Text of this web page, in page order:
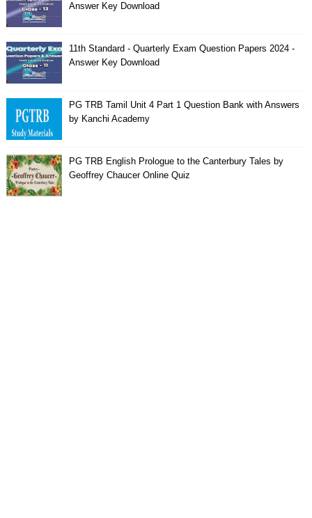
Answer Key Download
11th Standard - Quarterly Exam Question Papers 2024 -
Answer Key Download
PG TRB Tamil Unit 4 Part 1 Question Bank with Answers
by Kanchi Academy
PG TRB English Prologue to the Canterbury Tales by
Geoffrey Chaucer Online Quiz